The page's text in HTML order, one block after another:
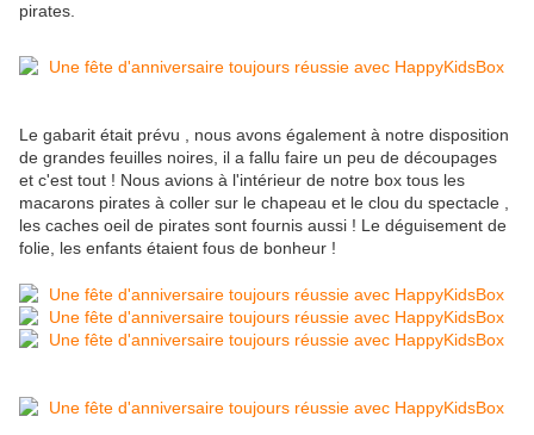
pirates.
Le gabarit était prévu , nous avons également à notre disposition
de grandes feuilles noires, il a fallu faire un peu de découpages
et c'est tout ! Nous avions à l'intérieur de notre box tous les
macarons pirates à coller sur le chapeau et le clou du spectacle ,
les caches oeil de pirates sont fournis aussi ! Le déguisement de
folie, les enfants étaient fous de bonheur !